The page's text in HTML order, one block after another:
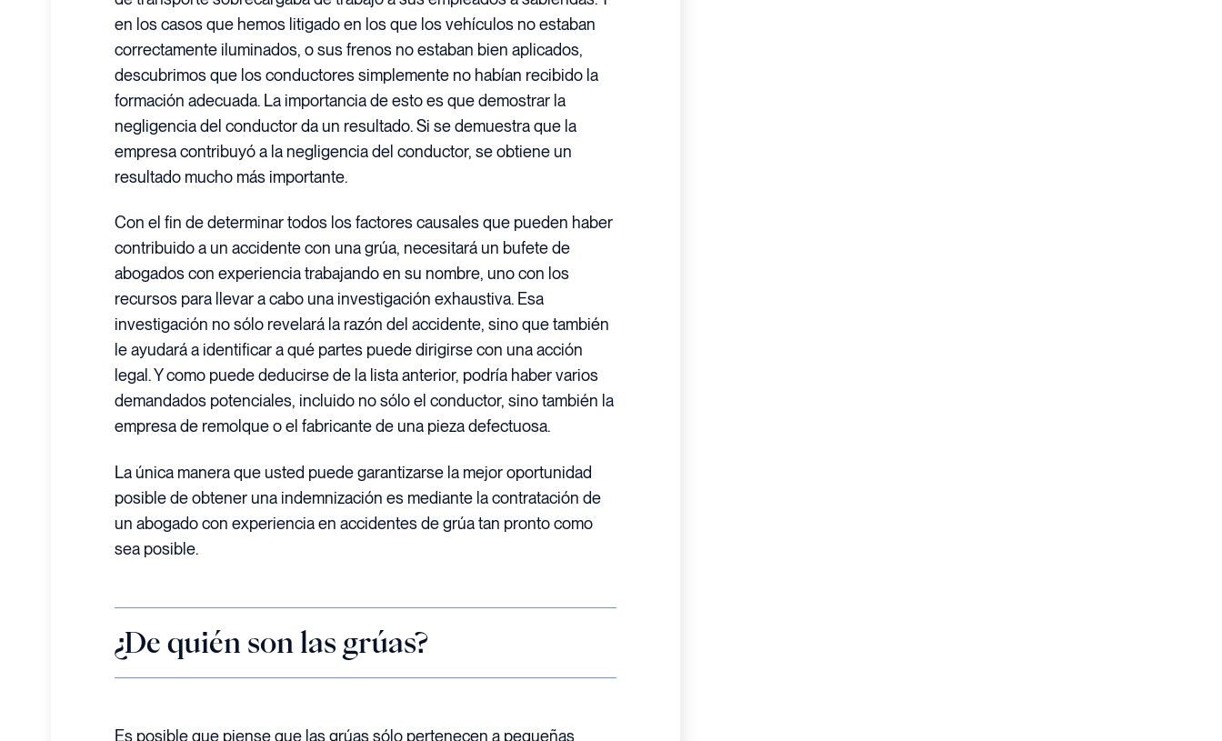
en los casos que hemos litigado en los que los vehículos no estaban
correctamente iluminados, o sus frenos no estaban bien aplicados,
descubrimos que los conductores simplemente no habían recibido la
formación adecuada. La importancia de esto es que demostrar la
negligencia del conductor da un resultado. Si se demuestra que la
empresa contribuyó a la negligencia del conductor, se obtiene un
resultado mucho más importante.
Con el fin de determinar todos los factores causales que pueden haber
contribuido a un accidente con una grúa, necesitará un bufete de
abogados con experiencia trabajando en su nombre, uno con los
recursos para llevar a cabo una investigación exhaustiva. Esa
investigación no sólo revelará la razón del accidente, sino que también
le ayudará a identificar a qué partes puede dirigirse con una acción
legal. Y como puede deducirse de la lista anterior, podría haber varios
demandados potenciales, incluido no sólo el conductor, sino también la
empresa de remolque o el fabricante de una pieza defectuosa.
La única manera que usted puede garantizarse la mejor oportunidad
posible de obtener una indemnización es mediante la contratación de
un abogado con experiencia en accidentes de grúa tan pronto como
sea posible.
¿De quién son las grúas?
Es posible que piense que las grúas sólo pertenecen a pequeñas